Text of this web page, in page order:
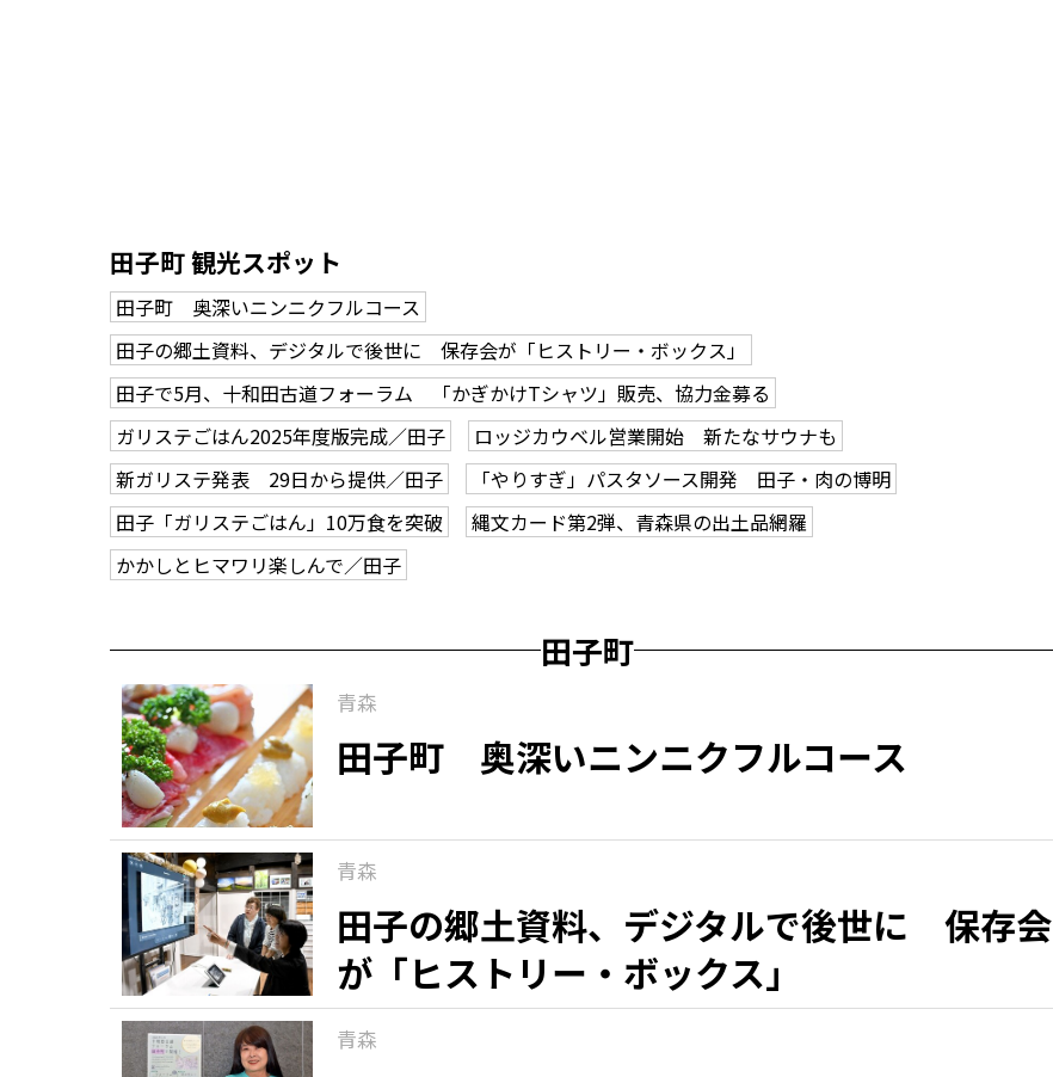
田子町 観光スポット
田子町 奥深いニンニクフルコース
田子の郷土資料、デジタルで後世に 保存会が「ヒストリー・ボックス」
田子で5月、十和田古道フォーラム 「かぎかけTシャツ」販売、協力金募る
ガリステごはん2025年度版完成／田子
ロッジカウベル営業開始 新たなサウナも
新ガリステ発表 29日から提供／田子
「やりすぎ」パスタソース開発 田子・肉の博明
田子「ガリステごはん」10万食を突破
縄文カード第2弾、青森県の出土品網羅
かかしとヒマワリ楽しんで／田子
田子町
青森
田子町 奥深いニンニクフルコース
青森
田子の郷土資料、デジタルで後世に 保存会
が「ヒストリー・ボックス」
青森